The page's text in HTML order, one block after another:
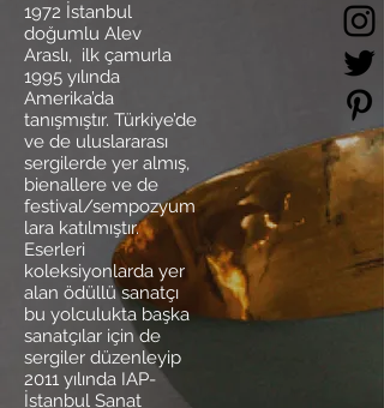
1972 İstanbul
doğumlu Alev
Araslı, ilk çamurla
1995 yılında
Amerika’da
tanışmıştır. Türkiye’de
ve de uluslararası
sergilerde yer almış,
bienallere ve de
festival/sempozyum
lara katılmıştır.
Eserleri
koleksiyonlarda yer
alan ödüllü sanatçı
bu yolculukta başka
sanatçılar için de
sergiler düzenleyip
2011 yılında IAP-
İstanbul Sanat